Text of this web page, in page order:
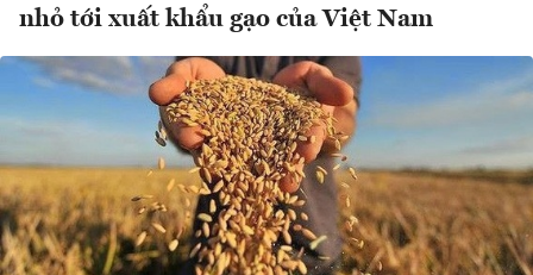
nhỏ tới xuất khẩu gạo của Việt Nam